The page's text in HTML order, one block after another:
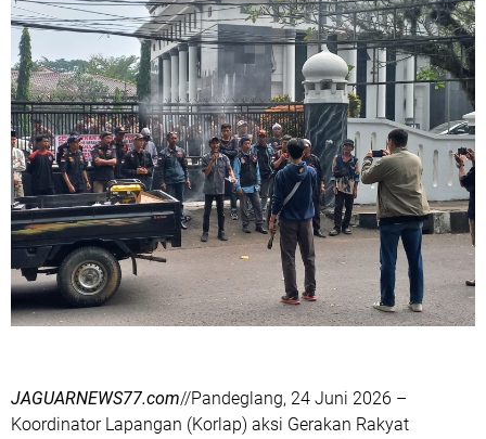
JAGUARNEWS77.com//Pandeglang, 24 Juni 2026 –
Koordinator Lapangan (Korlap) aksi Gerakan Rakyat